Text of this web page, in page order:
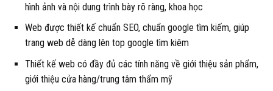
hình ảnh và nội dung trình bày rõ ràng, khoa học
Web được thiết kế chuẩn SEO, chuẩn google tìm kiếm, giúp
trang web dễ dàng lên top google tìm kiêm
Thiết kế web có đầy đủ các tính năng về giới thiệu sản phẩm,
giới thiệu cửa hàng/trung tâm thẩm mỹ